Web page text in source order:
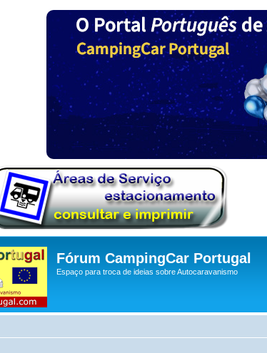
Fórum CampingCar Portugal
Espaço para troca de ideias sobre Autocaravanismo